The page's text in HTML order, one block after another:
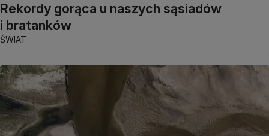
Rekordy gorąca u naszych sąsiadów
i bratanków
ŚWIAT